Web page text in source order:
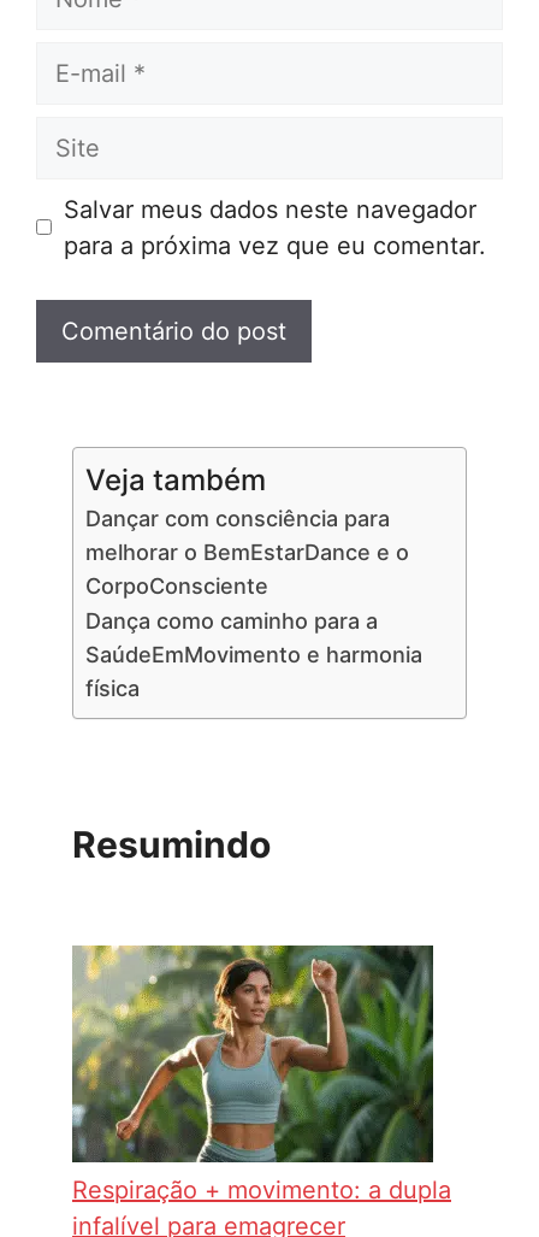
E-
Site
Salvar meus dados neste navegador
para a próxima vez que eu comentar.
Veja também
Dançar com consciência para
melhorar o BemEstarDance e o
CorpoConsciente
Dança como caminho para a
SaúdeEmMovimento e harmonia
física
Resumindo
Respiração + movimento: a dupla
infalível para emagrecer